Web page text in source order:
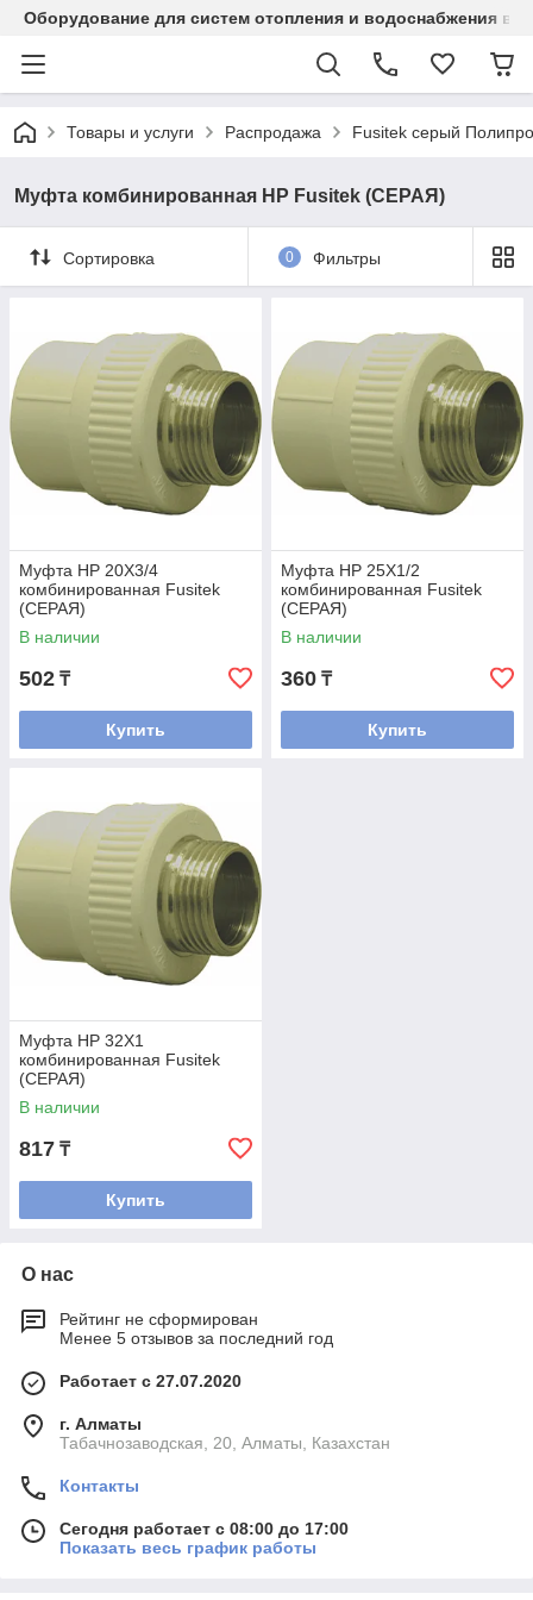
Оборудование для систем отопления и водоснабжения в
Товары и услуги Распродажа Fusitek серый
Муфта комбинированная НР Fusitek (СЕРАЯ)
Сортировка 0 Фильтры
Муфта НР 20Х3/4
комбинированная Fusitek
(СЕРАЯ)
В наличии
502 ₸
Купить
Муфта НР 25Х1/2
комбинированная Fusitek
(СЕРАЯ)
В наличии
360 ₸
Купить
Муфта НР 32Х1
комбинированная Fusitek
(СЕРАЯ)
В наличии
817 ₸
Купить
О нас
Рейтинг не сформирован
Менее 5 отзывов за последний год
Работает с 27.07.2020
г. Алматы
Табачнозаводская, 20, Алматы, Казахстан
Контакты
Сегодня работает с 08:00 до 17:00
Показать весь график работы